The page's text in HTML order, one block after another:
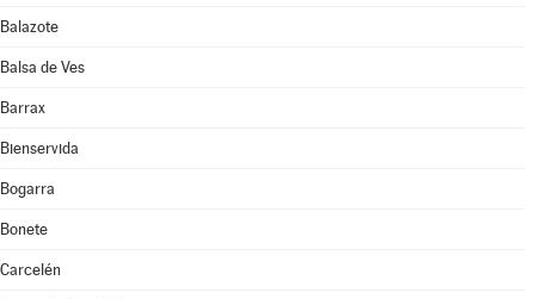
Balazote
Balsa de Ves
Barrax
Bienservida
Bogarra
Bonete
Carcelén